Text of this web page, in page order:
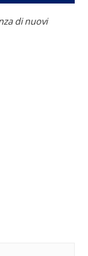
di nuovi